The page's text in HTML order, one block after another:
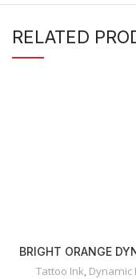
RELATED
BRIGHT ORANGE
INK
Tattoo Ink Dynamic